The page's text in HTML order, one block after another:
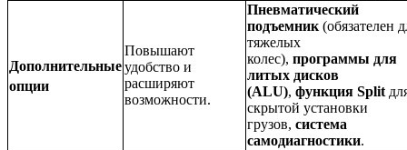
Дополнительные
опции
Повышают
удобство и
расширяют
возможности.
Пневматический
подъемник (обязателен
тяжелых
колес), программы для
литых дисков
(ALU), функция Split
скрытой установки
грузов, система
самодиагностики.